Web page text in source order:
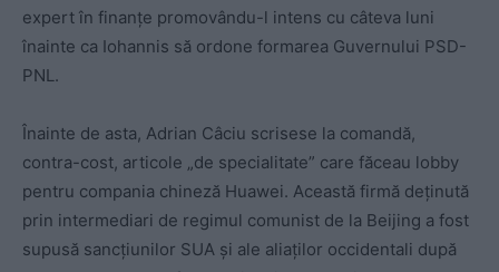
expert în finanțe promovându-l intens cu câteva luni
înainte ca Iohannis să ordone formarea Guvernului PSD-
PNL.
Înainte de asta, Adrian Câciu scrisese la comandă,
contra-cost, articole „de specialitate” care făceau lobby
pentru compania chineză Huawei. Această firmă deținută
prin intermediari de regimul comunist de la Beijing a fost
supusă sancțiunilor SUA și ale aliaților occidentali după